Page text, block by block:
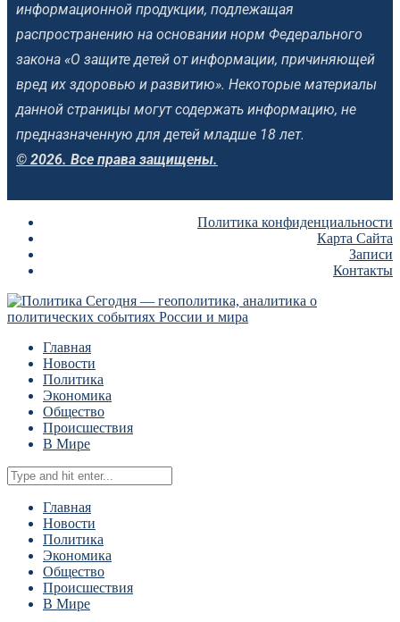
информационной продукции, подлежащая
распространению на основании норм Федерального
закона «О защите детей от информации, причиняющей
вред их здоровью и развитию». Некоторые материалы
данной страницы могут содержать информацию, не
предназначенную для детей младше 18 лет.
© 2026. Все права защищены.
Политика конфиденциальности
Карта Сайта
Записи
Контакты
Главная
Новости
Политика
Экономика
Общество
Происшествия
В Мире
Главная
Новости
Политика
Экономика
Общество
Происшествия
В Мире